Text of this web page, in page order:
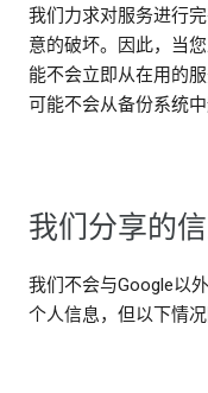
我们力求对服务进行
意的破坏。因此，当
能不会立即从在用的
可能不会从备份系统中
我们分享的
我们不会与Google以
个人信息，但以下情况